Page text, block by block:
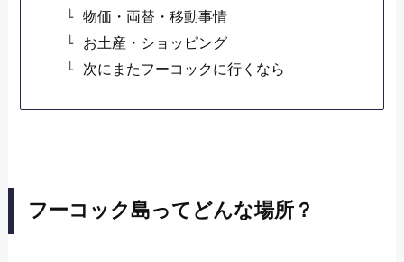
物価・両替・移動事情
お土産・ショッピング
次にまたフーコックに行くなら
フーコック島ってどんな場所？